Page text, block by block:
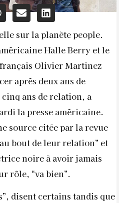
sur la planète people.
Halle Berry et le
Olivier Martinez
après deux ans de
ans de relation, a
la presse américaine.
source citée par la revue
bout de leur relation” et
noire à avoir jamais
rôle, “va bien”.
disent certains tandis que